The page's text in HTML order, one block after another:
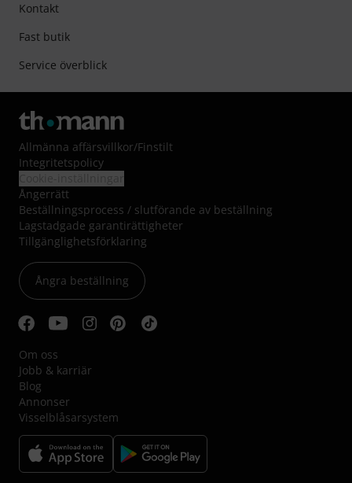
Kontakt
Fast butik
Service överblick
Allmänna affärsvillkor/Finstilt
Integritetspolicy
Ångerrätt
Beställningsprocess / slutförande av beställning
Lagstadgade garantirättigheter
Tillgänglighetsförklaring
Ångra beställning
Om oss
Jobb & karriär
Blog
Annonser
Visselblåsarsystem